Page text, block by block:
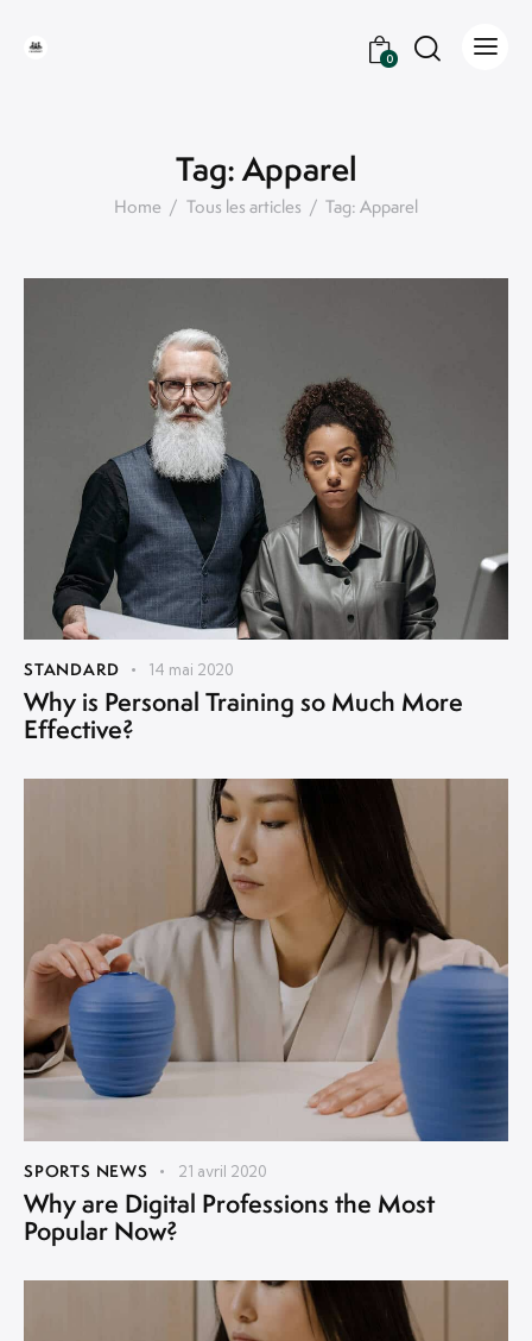
0
Tag: Apparel
Home Tous les articles Tag: Apparel
STANDARD 14 mai 2020
Why is Personal Training so Much More
Effective?
SPORTS NEWS 21 avril 2020
Why are Digital Professions the Most
Popular Now?